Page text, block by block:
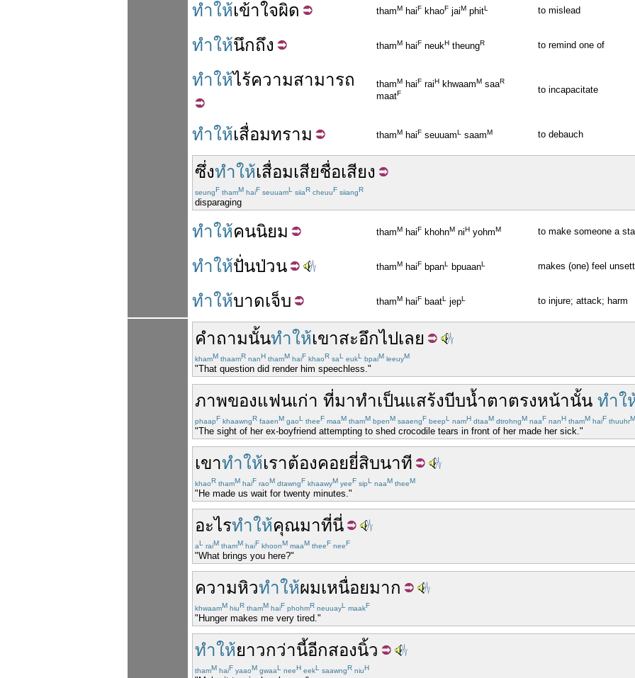
ทำให้เข้าใจผิด thamM haiF khaoF jaiM phitL to mislead
ทำให้นึกถึง thamM haiF neukH theungR to remind one of
ทำให้ไร้ความสามารถ thamM haiF raiH khwaamM saaR
maatF to incapacitate
ทำให้เสื่อมทราม thamM haiF seuuamL saamM to debauch
ซึ่งทำให้เสื่อมเสียชื่อเสียง
seungF thamM haiF seuuamL siiaR cheuuF siiangR
disparaging
ทำให้คนนิยม thamM haiF khohnM niH yohmM to make someone a
ทำให้ปั่นป่วน thamM haiF bpanL bpuaanL makes (one) feel
ทำให้บาดเจ็บ thamM haiF baatL jepL to injure; attack; harm
คำถามนั้นทำให้เขาสะอึกไปเลย
khamM thaamR nanH thamM haiF khaoR saL eukL bpaiM leeuyM
"That question did render him speechless."
ภาพของแฟนเก่า ที่มาทำเป็นแสร้งบีบน้ำตาตรงหน้านั้น ทำใ
phaapF khaawngR faaenM gaoL theeF maaM thamM bpenM saaengF beepL namH dtaaM dtrohngM naaF nanH thamM haiF thuuhrM
"The sight of her ex-boyfriend attempting to shed crocodile tears in front of her made her sick."
เขาทำให้เราต้องคอยยี่สิบนาที
khaoR thamM haiF raoM dtawngF khaawyM yeeF sipL naaM theeM
"He made us wait for twenty minutes."
อะไรทำให้คุณมาที่นี่
aL raiM thamM haiF khoonM maaM theeF neeF
"What brings you here?"
ความหิวทำให้ผมเหนื่อยมาก
khwaamM hiuR thamM haiF phohmR neuuayL maakF
"Hunger makes me very tired."
ทำให้ยาวกว่านี้อีกสองนิ้ว
thamM haiF yaaoM gwaaL neeH eekL saawngR niuH